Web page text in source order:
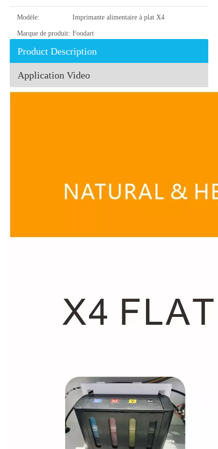
Modèle: Imprimante alimentaire à plat X4
Marque de produit: Foodart
Product Description
Application Video